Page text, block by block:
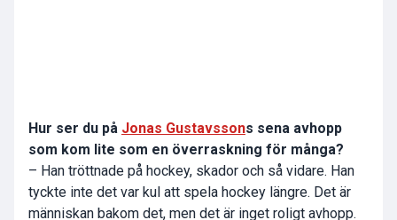
Hur ser du på Jonas Gustavssons sena avhopp
som kom lite som en överraskning för många?
– Han tröttnade på hockey, skador och så vidare. Han
tyckte inte det var kul att spela hockey längre. Det är
människan bakom det, men det är inget roligt avhopp.